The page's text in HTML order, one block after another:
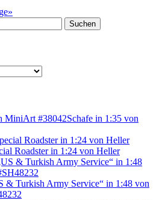
»
Suchen
Schafe in 1:35 von
Roadster in 1:24 von Heller
& Turkish Army Service“ in 1:48 von